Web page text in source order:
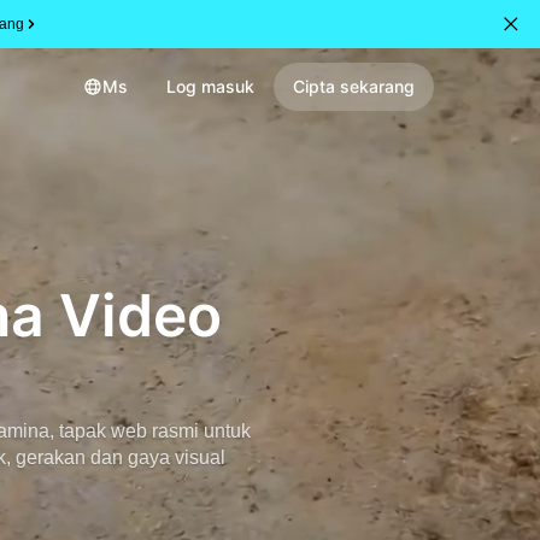
Ms Log masuk Cipta sekarang
Video
tapak web rasmi untuk
gerakan dan gaya visual